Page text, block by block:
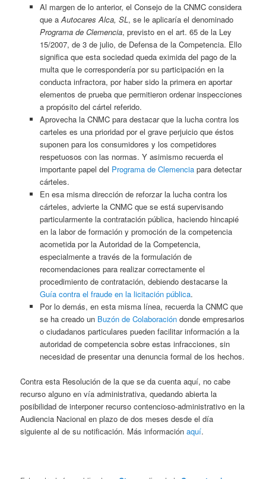
Al margen de lo anterior, el Consejo de la CNMC considera
que a Autocares Alca, SL , se le aplicaría el denominado
Programa de Clemencia, previsto en el art. 65 de la Ley
15/2007, de 3 de julio, de Defensa de la Competencia. Ello
significa que esta sociedad queda eximida del pago de la
multa que le correspondería por su participación en la
conducta infractora, por haber sido la primera en aportar
elementos de prueba que permitieron ordenar inspecciones
a propósito del cártel referido.
Aprovecha la CNMC para destacar que la lucha contra los
carteles es una prioridad por el grave perjuicio que éstos
suponen para los consumidores y los competidores
respetuosos con las normas. Y asimismo recuerda el
importante papel del Programa de Clemenciapara detectar
cárteles.
En esa misma dirección de reforzar la lucha contra los
cárteles, advierte la CNMC que se está supervisando
particularmente la contratación pública, haciendo hincapié
en la labor de formación y promoción de la competencia
acometida por la Autoridad de la Competencia,
especialmente a través de la formulación de
recomendaciones para realizar correctamente el
procedimiento de contratación, debiendo destacarse la
Guía contra el fraude en la licitación pública.
Por lo demás, en esta misma línea, recuerda la CNMC que
se ha creado un Buzón de Colaboracióndonde empresarios
o ciudadanos particulares pueden facilitar información a la
autoridad de competencia sobre estas infracciones, sin
necesidad de presentar una denuncia formal de los hechos.
Contra esta Resolución de la que se da cuenta aquí, no cabe
recurso alguno en vía administrativa, quedando abierta la
posibilidad de interponer recurso contencioso-administrativo en la
Audiencia Nacional en plazo de dos meses desde el día
siguiente al de su notificación. Más informaciónaquí.